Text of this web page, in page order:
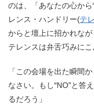
のは、「あなたの心か
レンス・ハンドリー(テ
からと壇上に招かれなが
テレンスは弁舌巧みにこ
「この会場を出た瞬間
なさい。もし“NO”と答
るだろう」